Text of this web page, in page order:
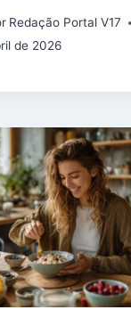
Redação Portal V17
de 2026